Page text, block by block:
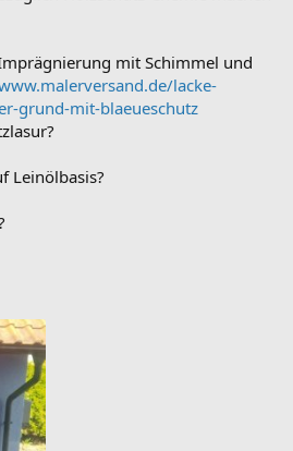
mit Schimmel und
lacke-
grund-mit-blaeueschutz
Leinölbasis?